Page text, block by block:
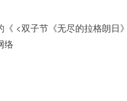
《 <双子节《无尽的拉格朗日
络